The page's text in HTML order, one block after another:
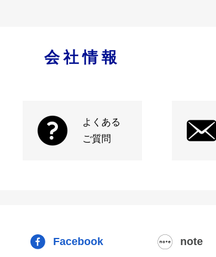
会社情報
よくある
ご質問
Facebook note